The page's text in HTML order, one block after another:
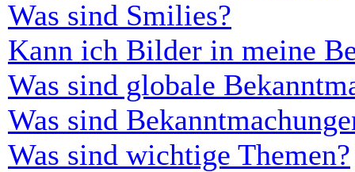
Was sind Smilies?
Kann ich Bilder in meine
Was sind globale
Was sind
Was sind wichtige Themen?